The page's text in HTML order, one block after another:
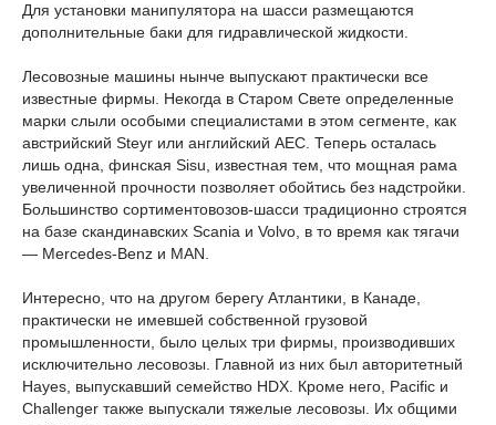
Для установки манипулятора на шасси размещаются
дополнительные баки для гидравлической жидкости.
Лесовозные машины нынче выпускают практически все
известные фирмы. Некогда в Старом Свете определенные
марки слыли особыми специалистами в этом сегменте, как
австрийский Steyr или английский АЕС. Теперь осталась
лишь одна, финская Sisu, известная тем, что мощная рама
увеличенной прочности позволяет обойтись без надстройки.
Большинство сортиментовозов-шасси традиционно строятся
на базе скандинавских Scania и Volvo, в то время как тягачи
— Mercedes-Benz и MAN.
Интересно, что на другом берегу Атлантики, в Канаде,
практически не имевшей собственной грузовой
промышленности, было целых три фирмы, производивших
исключительно лесовозы. Главной из них был авторитетный
Hayes, выпускавший семейство HDX. Кроме него, Pacific и
Challenger также выпускали тяжелые лесовозы. Их общими